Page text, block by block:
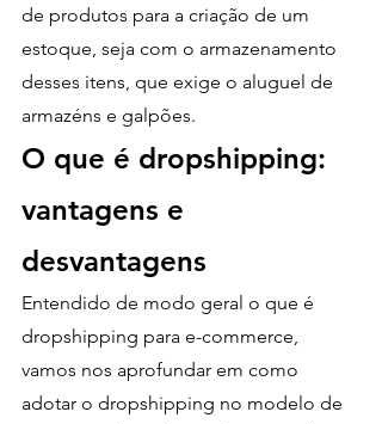
de produtos para a criação de um
estoque, seja com o armazenamento
desses itens, que exige o aluguel de
armazéns e galpões.
O que é dropshipping:
vantagens e
desvantagens
Entendido de modo geral o que é
dropshipping para e-commerce,
vamos nos aprofundar em como
adotar o dropshipping no modelo de